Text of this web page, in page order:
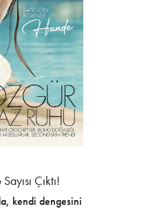
Çıktı!
kendi dengesini